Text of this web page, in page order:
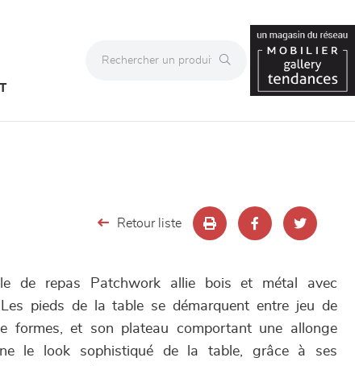
Retour liste
de repas Patchwork allie bois et métal avec
pieds de la table se démarquent entre jeu de
formes, et son plateau comportant une allonge
le look sophistiqué de la table, grâce à ses